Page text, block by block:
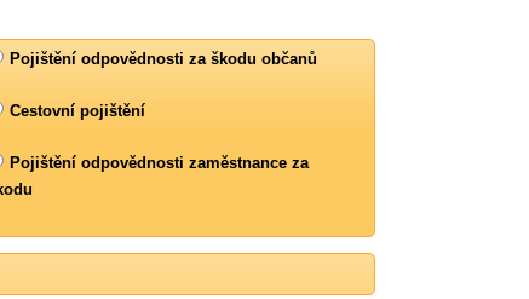
Pojištění odpovědnosti za škodu občanů
Cestovní pojištění
Pojištění odpovědnosti zaměstnance za